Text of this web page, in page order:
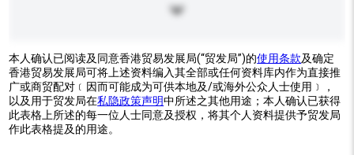
本人确认已阅读及同意香港贸易发展局(“贸发局”)的使用条款及确定
香港贸易发展局可将上述资料编入其全部或任何资料库内作为直接推
广或商贸配对﹝因而可能成为可供本地及/或海外公众人士使用﹞，
以及用于贸发局在私隐政策声明中所述之其他用途；本人确认已获得
此表格上所述的每一位人士同意及授权，将其个人资料提供予贸发局
作此表格提及的用途。